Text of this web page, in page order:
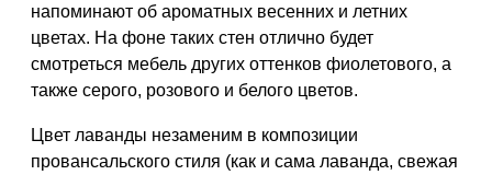
напоминают об ароматных весенних и летних
цветах. На фоне таких стен отлично будет
смотреться мебель других оттенков фиолетового, а
также серого, розового и белого цветов.
Цвет лаванды незаменим в композиции
провансальского стиля (как и сама лаванда, свежая